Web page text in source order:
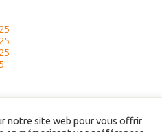
notre site web pour vous offrir